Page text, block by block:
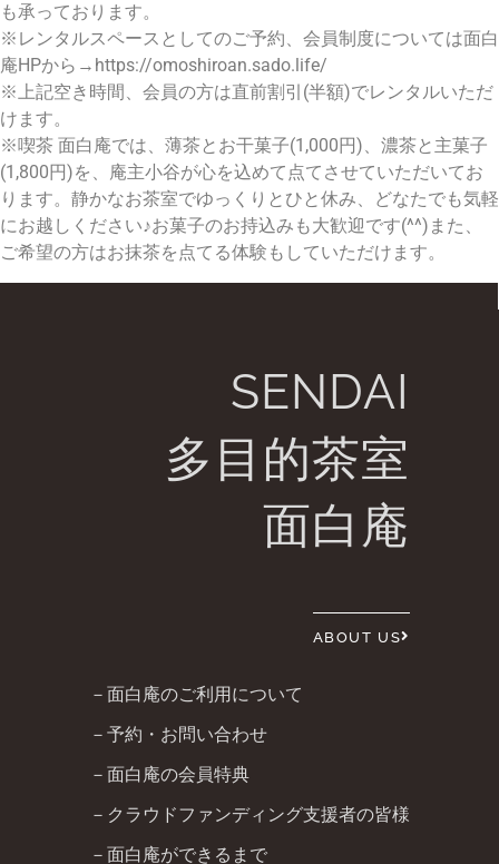
も承っております。
※レンタルスペースとしてのご予約、会員制度については面白
庵HPから→https://omoshiroan.sado.life/
※上記空き時間、会員の方は直前割引(半額)でレンタルいただ
けます。
※喫茶 面白庵では、薄茶とお干菓子(1,000円)、濃茶と主菓子
(1,800円)を、庵主小谷が心を込めて点てさせていただいてお
ります。静かなお茶室でゆっくりとひと休み、どなたでも気軽
にお越しください♪お菓子のお持込みも大歓迎です(^^)また、
ご希望の方はお抹茶を点てる体験もしていただけます。
SENDAI
多目的茶室
面白庵
ABOUT US
－面白庵のご利用について
－予約・お問い合わせ
－面白庵の会員特典
－クラウドファンディング支援者の皆様
－面白庵ができるまで